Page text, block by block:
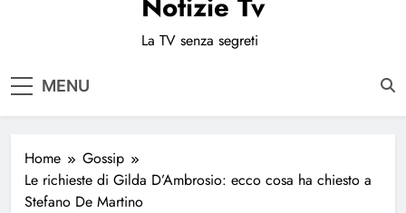
La TV senza segreti
MENU
Home
Gossip
Le richieste di Gilda D’Ambrosio: ecco cosa ha chiesto a
Stefano De Martino